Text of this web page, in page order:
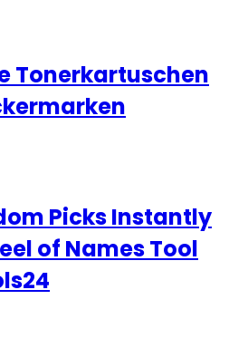
Tonerkartuschen
Picks Instantly
of Names Tool